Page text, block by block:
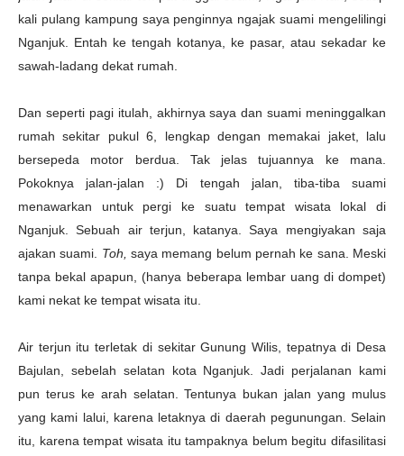
kali pulang kampung saya penginnya ngajak suami mengelilingi
Nganjuk. Entah ke tengah kotanya, ke pasar, atau sekadar ke
sawah-ladang dekat rumah.
Dan seperti pagi itulah, akhirnya saya dan suami meninggalkan
rumah sekitar pukul 6, lengkap dengan memakai jaket, lalu
bersepeda motor berdua. Tak jelas tujuannya ke mana.
Pokoknya jalan-jalan :) Di tengah jalan, tiba-tiba suami
menawarkan untuk pergi ke suatu tempat wisata lokal di
Nganjuk. Sebuah air terjun, katanya. Saya mengiyakan saja
ajakan suami. Toh,saya memang belum pernah ke sana. Meski
tanpa bekal apapun, (hanya beberapa lembar uang di dompet)
kami nekat ke tempat wisata itu.
Air terjun itu terletak di sekitar Gunung Wilis, tepatnya di Desa
Bajulan, sebelah selatan kota Nganjuk. Jadi perjalanan kami
pun terus ke arah selatan. Tentunya bukan jalan yang mulus
yang kami lalui, karena letaknya di daerah pegunungan. Selain
itu, karena tempat wisata itu tampaknya belum begitu difasilitasi